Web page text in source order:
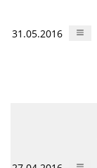
31.05.2016